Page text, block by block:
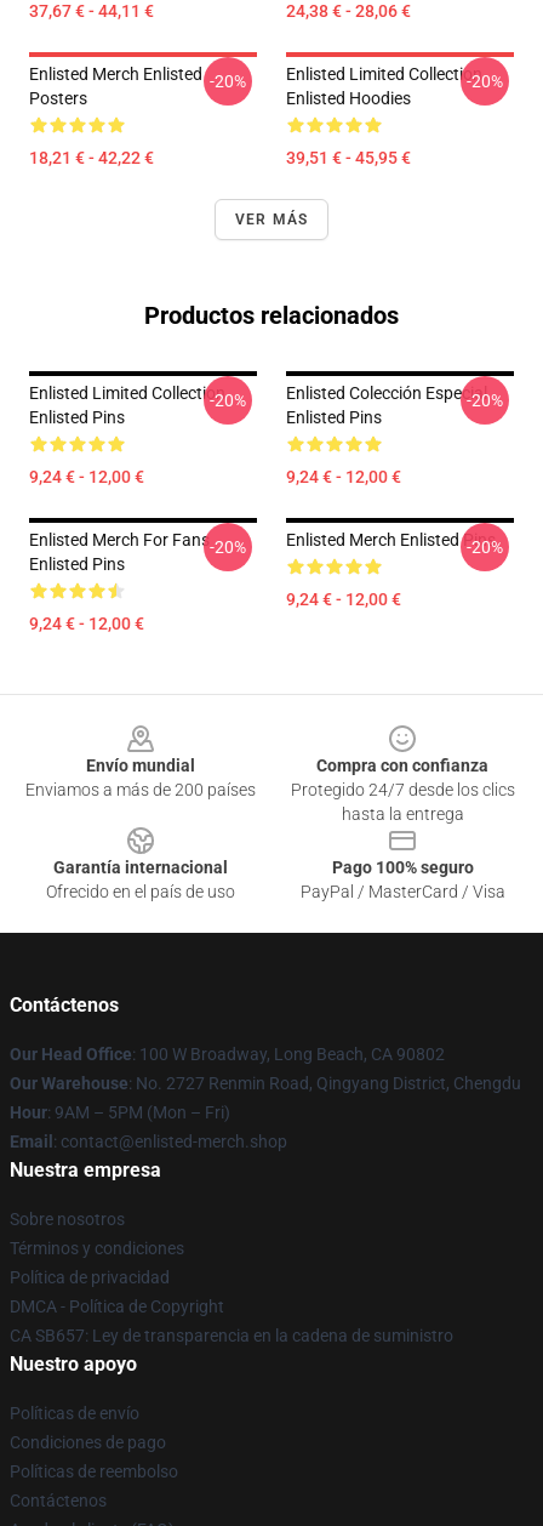
37,67 € - 44,11 € 24,38 € - 28,06 €
Enlisted Merch Enlisted
Posters
18,21 € - 42,22 €
-20%
Enlisted Limited Collection
Enlisted Hoodies
39,51 € - 45,95 €
-20%
VER MÁS
Productos relacionados
Enlisted Limited Collection
Enlisted Pins
9,24 € - 12,00 €
-20%
Enlisted Colección Especial
Enlisted Pins
9,24 € - 12,00 €
-20%
Enlisted Merch For Fans
Enlisted Pins
9,24 € - 12,00 €
-20% Enlisted Merch Enlisted Pins
9,24 € - 12,00 €
-20%
Envío mundial
Enviamos a más de 200 países
Compra con confianza
Protegido 24/7 desde los clics
hasta la entrega
Garantía internacional
Ofrecido en el país de uso
Pago 100% seguro
PayPal / MasterCard / Visa
Contáctenos
Our Head Office: 100 W Broadway, Long Beach, CA 90802
Our Warehouse: No. 2727 Renmin Road, Qingyang District, Chengdu
Hour: 9AM – 5PM (Mon – Fri)
Email : contact@enlisted-merch.shop
Nuestra empresa
Sobre nosotros
Términos y condiciones
Política de privacidad
DMCA - Política de Copyright
CA SB657: Ley de transparencia en la cadena de suministro
Nuestro apoyo
Políticas de envío
Condiciones de pago
Políticas de reembolso
Contáctenos